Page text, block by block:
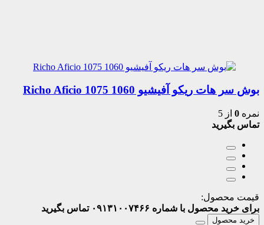
بوش سر هات ریکو آفیشیو 1060 1075 Richo Aficio
نمره 0 از 5
تماس بگیرید
قیمت محصول:
برای خرید محصول با شماره ۰۹۱۳۱۰۰۷۴۶۶ تماس بگیرید
خرید محصول